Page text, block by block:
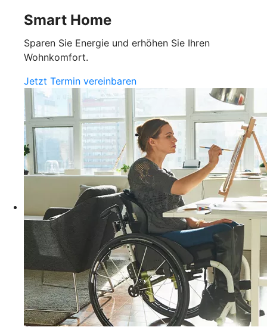
Smart Home
Sparen Sie Energie und erhöhen Sie Ihren
Wohnkomfort.
Jetzt Termin vereinbaren